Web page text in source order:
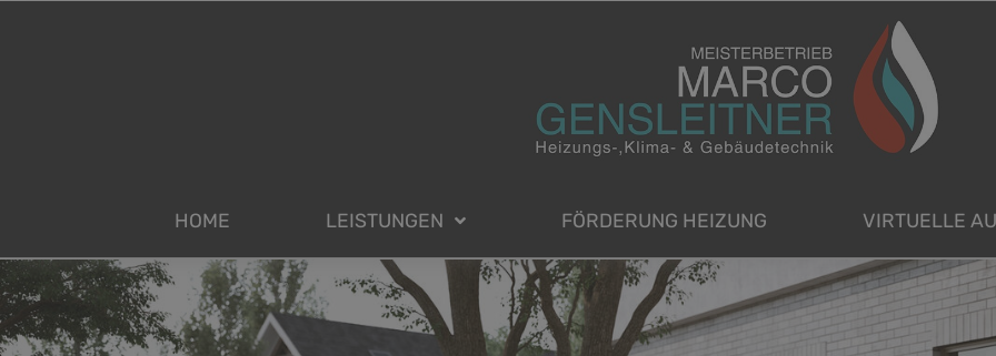
HOME LEISTUNGEN FÖRDERUNG HEIZUNG VIRTUELLE